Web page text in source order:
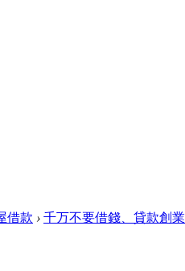
借款 › 千万不要借錢、貸款創業